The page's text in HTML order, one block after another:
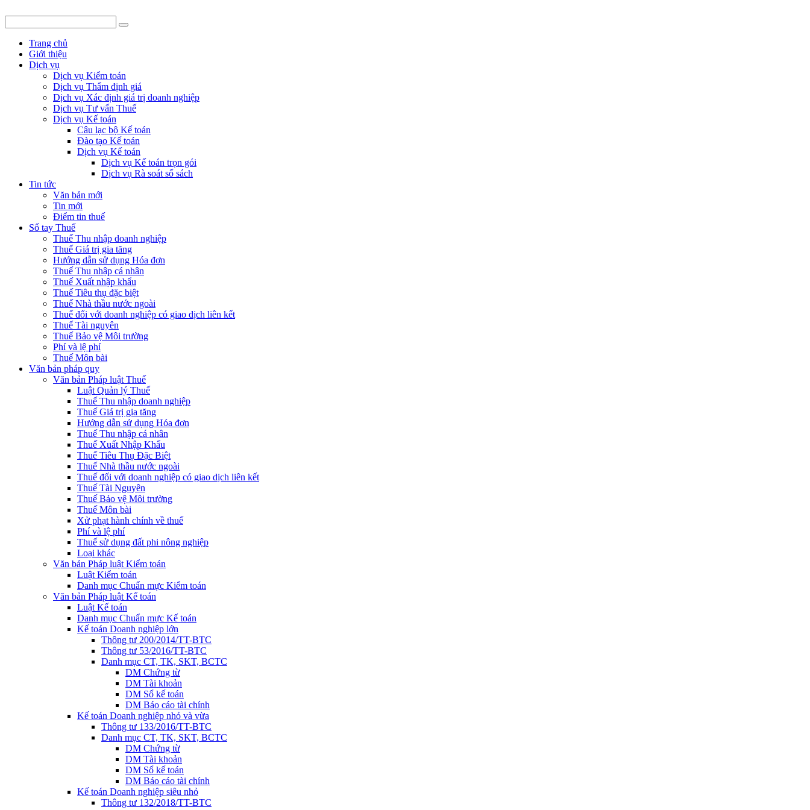
Trang chủ
Giới thiệu
Dịch vụ
Dịch vụ Kiểm toán
Dịch vụ Thẩm định giá
Dịch vụ Xác định giá trị doanh nghiệp
Dịch vụ Tư vấn Thuế
Dịch vụ Kế toán
Câu lạc bộ Kế toán
Đào tạo Kế toán
Dịch vụ Kế toán
Dịch vụ Kế toán trọn gói
Dịch vụ Rà soát sổ sách
Tin tức
Văn bản mới
Tin mới
Điểm tin thuế
Sổ tay Thuế
Thuế Thu nhập doanh nghiệp
Thuế Giá trị gia tăng
Hướng dẫn sử dụng Hóa đơn
Thuế Thu nhập cá nhân
Thuế Xuất nhập khẩu
Thuế Tiêu thụ đặc biệt
Thuế Nhà thầu nước ngoài
Thuế đối với doanh nghiệp có giao dịch liên kết
Thuế Tài nguyên
Thuế Bảo vệ Môi trường
Phí và lệ phí
Thuế Môn bài
Văn bản pháp quy
Văn bản Pháp luật Thuế
Luật Quản lý Thuế
Thuế Thu nhập doanh nghiệp
Thuế Giá trị gia tăng
Hướng dẫn sử dụng Hóa đơn
Thuế Thu nhập cá nhân
Thuế Xuất Nhập Khẩu
Thuế Tiêu Thụ Đặc Biệt
Thuế Nhà thầu nước ngoài
Thuế đối với doanh nghiệp có giao dịch liên kết
Thuế Tài Nguyên
Thuế Bảo vệ Môi trường
Thuế Môn bài
Xử phạt hành chính về thuế
Phí và lệ phí
Thuế sử dụng đất phi nông nghiệp
Loại khác
Văn bản Pháp luật Kiểm toán
Luật Kiểm toán
Danh mục Chuẩn mực Kiểm toán
Văn bản Pháp luật Kế toán
Luật Kế toán
Danh mục Chuẩn mực Kế toán
Kế toán Doanh nghiệp lớn
Thông tư 200/2014/TT-BTC
Thông tư 53/2016/TT-BTC
Danh mục CT, TK, SKT, BCTC
DM Chứng từ
DM Tài khoản
DM Sổ kế toán
DM Báo cáo tài chính
Kế toán Doanh nghiệp nhỏ và vừa
Thông tư 133/2016/TT-BTC
Danh mục CT, TK, SKT, BCTC
DM Chứng từ
DM Tài khoản
DM Sổ kế toán
DM Báo cáo tài chính
Kế toán Doanh nghiệp siêu nhỏ
Thông tư 132/2018/TT-BTC